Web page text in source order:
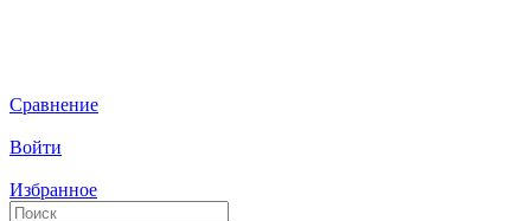
Сравнение
Войти
Избранное